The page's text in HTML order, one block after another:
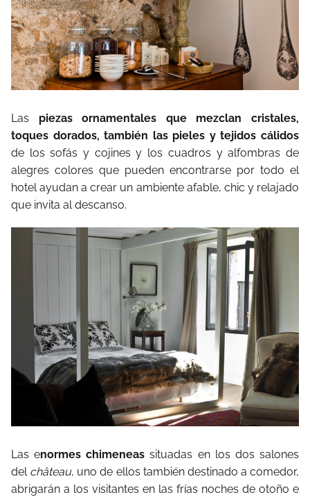
Las piezas ornamentales que mezclan cristales,
toques dorados, también las pieles y tejidos cálidos
de los sofás y cojines y los cuadros y alfombras de
alegres colores que pueden encontrarse por todo el
hotel ayudan a crear un ambiente afable, chic y relajado
que invita al descanso.
Las enormes chimeneas situadas en los dos salones
del château, uno de ellos también destinado a comedor,
abrigarán a los visitantes en las frías noches de otoño e